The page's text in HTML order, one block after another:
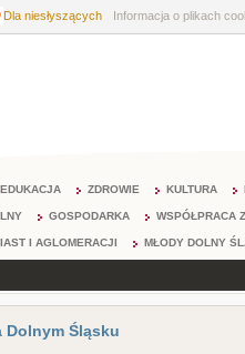
Dla niesłyszących Informacja o plikach
EDUKACJA ZDROWIE KULTURA
GOSPODARKA WSPÓŁPRACA
I AGLOMERACJI MŁODY DOLNY
Śląsku